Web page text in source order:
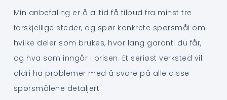
Min anbefaling er å alltid få tilbud fra minst tre
forskjellige steder, og spør konkrete spørsmål om
hvilke deler som brukes, hvor lang garanti du får,
og hva som inngår i prisen. Et seriøst verksted vil
aldri ha problemer med å svare på alle disse
spørsmålene detaljert.